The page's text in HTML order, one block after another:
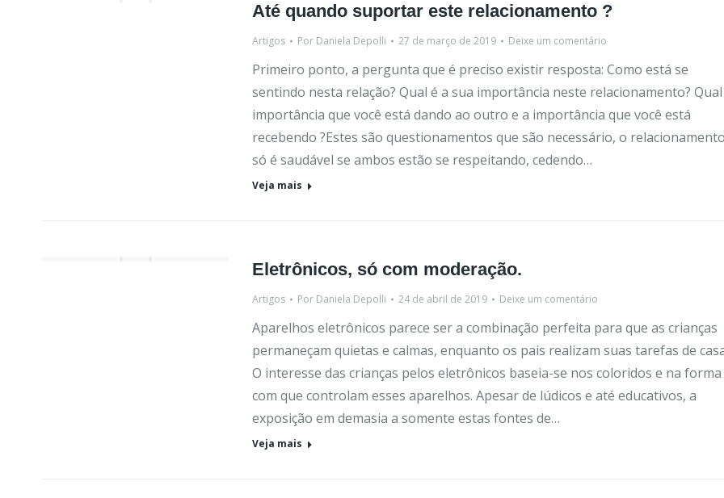
Até quando suportar este relacionamento ?
Artigos Por Daniela Depolli 27 de março de 2019 Deixe um comentário
Primeiro ponto, a pergunta que é preciso existir resposta: Como está se
sentindo nesta relação? Qual é a sua importância neste relacionamento?
importância que você está dando ao outro e a importância que você está
recebendo ?Estes são questionamentos que são necessário, o
só é saudável se ambos estão se respeitando, cedendo…
Veja mais
Eletrônicos, só com moderação.
Artigos Por Daniela Depolli 24 de abril de 2019 Deixe um comentário
Aparelhos eletrônicos parece ser a combinação perfeita para que as crianças
permaneçam quietas e calmas, enquanto os pais realizam suas tarefas de
O interesse das crianças pelos eletrônicos baseia-se nos coloridos e na forma
com que controlam esses aparelhos. Apesar de lúdicos e até educativos, a
exposição em demasia a somente estas fontes de…
Veja mais